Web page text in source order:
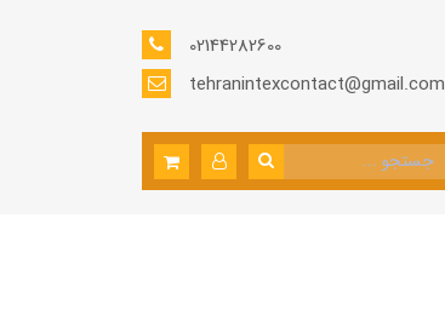
02144282600
tehranintexcontact@gmail.com